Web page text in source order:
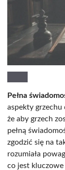
Pełna
aspekty grzechu
że aby grzech
pełną
zgodzić się na
rozumiała
co jest